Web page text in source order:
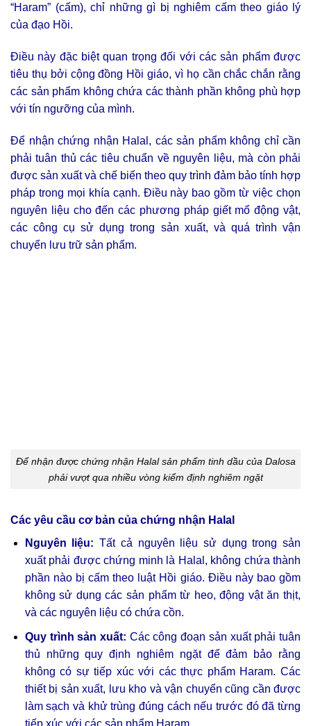
“Haram” (cấm), chỉ những gì bị nghiêm cấm theo giáo lý
của đạo Hồi.
Điều này đặc biệt quan trọng đối với các sản phẩm được
tiêu thụ bởi cộng đồng Hồi giáo, vì họ cần chắc chắn rằng
các sản phẩm không chứa các thành phần không phù hợp
với tín ngưỡng của mình.
Để nhận chứng nhận Halal, các sản phẩm không chỉ cần
phải tuân thủ các tiêu chuẩn về nguyên liệu, mà còn phải
được sản xuất và chế biến theo quy trình đảm bảo tính hợp
pháp trong mọi khía cạnh. Điều này bao gồm từ việc chọn
nguyên liệu cho đến các phương pháp giết mổ động vật,
các công cụ sử dụng trong sản xuất, và quá trình vận
chuyển lưu trữ sản phẩm.
Để nhận được chứng nhận Halal sản phẩm tinh dầu của Dalosa
phải vượt qua nhiều vòng kiểm định nghiêm ngặt
Các yêu cầu cơ bản của chứng nhận Halal
Nguyên liệu: Tất cả nguyên liệu sử dụng trong sản
xuất phải được chứng minh là Halal, không chứa thành
phần nào bị cấm theo luật Hồi giáo. Điều này bao gồm
không sử dụng các sản phẩm từ heo, động vật ăn thịt,
và các nguyên liệu có chứa cồn.
Quy trình sản xuất: Các công đoạn sản xuất phải tuân
thủ những quy định nghiêm ngặt để đảm bảo rằng
không có sự tiếp xúc với các thực phẩm Haram. Các
thiết bị sản xuất, lưu kho và vận chuyển cũng cần được
làm sạch và khử trùng đúng cách nếu trước đó đã từng
tiếp xúc với các sản phẩm Haram.